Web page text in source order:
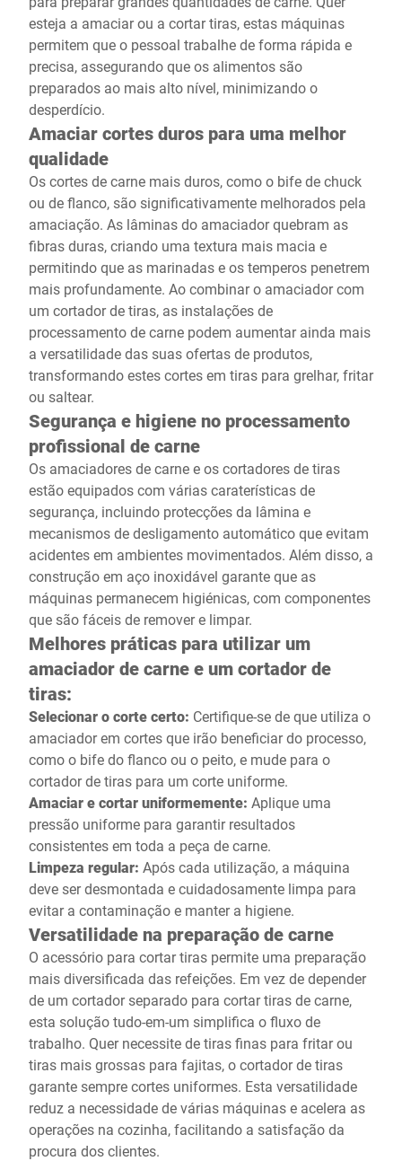
esteja a amaciar ou a cortar tiras, estas máquinas
permitem que o pessoal trabalhe de forma rápida e
precisa, assegurando que os alimentos são
preparados ao mais alto nível, minimizando o
desperdício.
Amaciar cortes duros para uma melhor
qualidade
Os cortes de carne mais duros, como o bife de chuck
ou de flanco, são significativamente melhorados pela
amaciação. As lâminas do amaciador quebram as
fibras duras, criando uma textura mais macia e
permitindo que as marinadas e os temperos penetrem
mais profundamente. Ao combinar o amaciador com
um cortador de tiras, as instalações de
processamento de carne podem aumentar ainda mais
a versatilidade das suas ofertas de produtos,
transformando estes cortes em tiras para grelhar, fritar
ou saltear.
Segurança e higiene no processamento
profissional de carne
Os amaciadores de carne e os cortadores de tiras
estão equipados com várias caraterísticas de
segurança, incluindo protecções da lâmina e
mecanismos de desligamento automático que evitam
acidentes em ambientes movimentados. Além disso, a
construção em aço inoxidável garante que as
máquinas permanecem higiénicas, com componentes
que são fáceis de remover e limpar.
Melhores práticas para utilizar um
amaciador de carne e um cortador de
tiras:
Selecionar o corte certo: Certifique-se de que utiliza o
amaciador em cortes que irão beneficiar do processo,
como o bife do flanco ou o peito, e mude para o
cortador de tiras para um corte uniforme.
Amaciar e cortar uniformemente: Aplique uma
pressão uniforme para garantir resultados
consistentes em toda a peça de carne.
Limpeza regular: Após cada utilização, a máquina
deve ser desmontada e cuidadosamente limpa para
evitar a contaminação e manter a higiene.
Versatilidade na preparação de carne
O acessório para cortar tiras permite uma preparação
mais diversificada das refeições. Em vez de depender
de um cortador separado para cortar tiras de carne,
esta solução tudo-em-um simplifica o fluxo de
trabalho. Quer necessite de tiras finas para fritar ou
tiras mais grossas para fajitas, o cortador de tiras
garante sempre cortes uniformes. Esta versatilidade
reduz a necessidade de várias máquinas e acelera as
operações na cozinha, facilitando a satisfação da
procura dos clientes.